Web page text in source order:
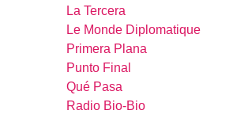
La Tercera
Le Monde Diplomatique
Primera Plana
Punto Final
Qué Pasa
Radio Bio-Bio